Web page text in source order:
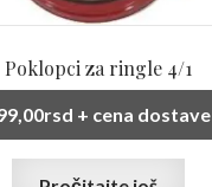
Poklopci za ringle 4/1
rsd + cena dostave